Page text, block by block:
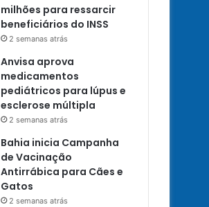
milhões para ressarcir
beneficiários do INSS
2 semanas atrás
Anvisa aprova
medicamentos
pediátricos para lúpus e
esclerose múltipla
2 semanas atrás
Bahia inicia Campanha
de Vacinação
Antirrábica para Cães e
Gatos
2 semanas atrás